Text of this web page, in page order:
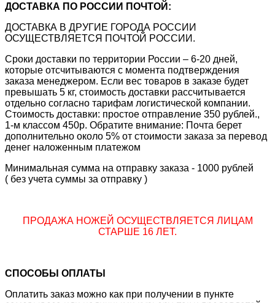
ДОСТАВКА ПО РОССИИ ПОЧТОЙ:
ДОСТАВКА В ДРУГИЕ ГОРОДА РОССИИ
ОСУЩЕСТВЛЯЕТСЯ ПОЧТОЙ РОССИИ.
Сроки доставки по территории России – 6-20 дней,
которые отсчитываются с момента подтверждения
заказа менеджером. Если вес товаров в заказе будет
превышать 5 кг, стоимость доставки рассчитывается
отдельно согласно тарифам логистической компании.
Стоимость доставки: простое отправление 350 рублей.,
1-м классом 450р. Обратите внимание: Почта берет
дополнительно около 5% от стоимости заказа за перевод
денег наложенным платежом
Минимальная сумма на отправку заказа - 1000 рублей
( без учета суммы за отправку )
ПРОДАЖА НОЖЕЙ ОСУЩЕСТВЛЯЕТСЯ ЛИЦАМ
СТАРШЕ 16 ЛЕТ.
СПОСОБЫ ОПЛАТЫ
Оплатить заказ можно как при получении в пункте